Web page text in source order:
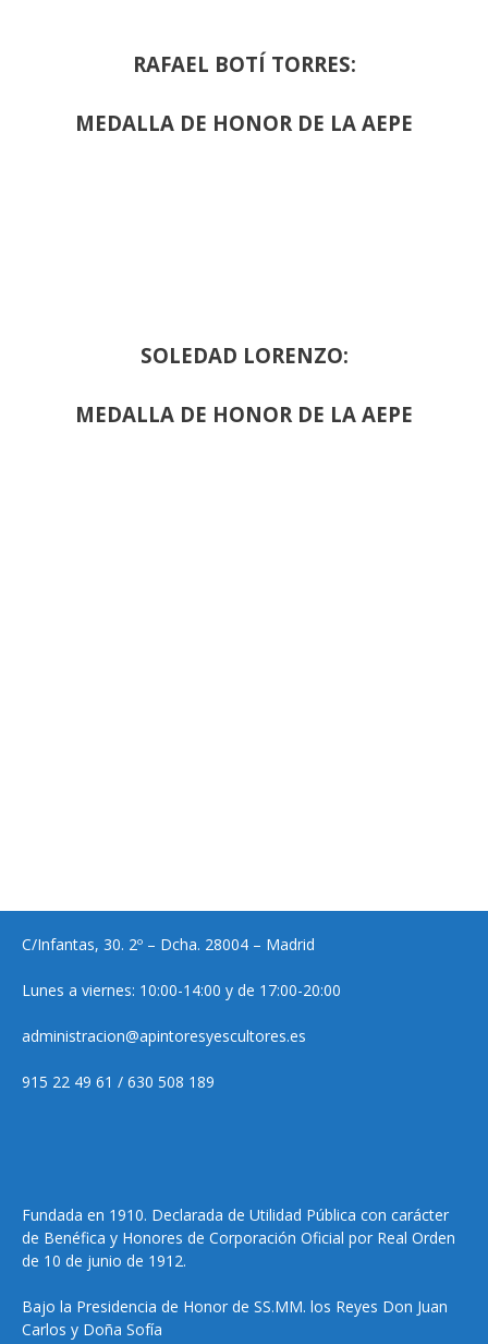
RAFAEL BOTÍ TORRES:
MEDALLA DE HONOR DE LA AEPE
SOLEDAD LORENZO:
MEDALLA DE HONOR DE LA AEPE
C/Infantas, 30. 2º – Dcha. 28004 – Madrid
Lunes a viernes: 10:00-14:00 y de 17:00-20:00
administracion@apintoresyescultores.es
915 22 49 61 / 630 508 189
Fundada en 1910. Declarada de Utilidad Pública con carácter
de Benéfica y Honores de Corporación Oficial por Real Orden
de 10 de junio de 1912.
Bajo la Presidencia de Honor de SS.MM. los Reyes Don Juan
Carlos y Doña Sofía